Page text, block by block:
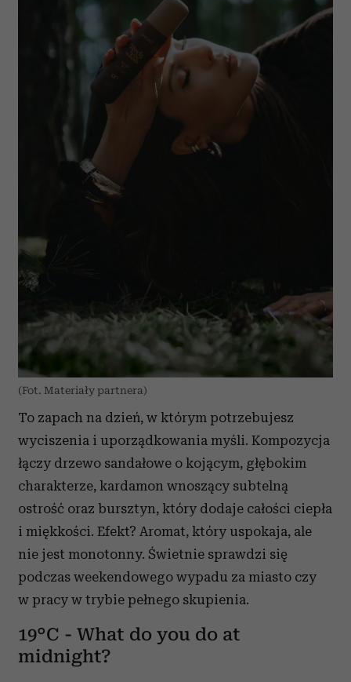
(Fot. Materiały partnera)
To zapach na dzień, w którym potrzebujesz
wyciszenia i uporządkowania myśli. Kompozycja
łączy drzewo sandałowe o kojącym, głębokim
charakterze, kardamon wnoszący subtelną
ostrość oraz bursztyn, który dodaje całości ciepła
i miękkości. Efekt? Aromat, który uspokaja, ale
nie jest monotonny. Świetnie sprawdzi się
podczas weekendowego wypadu za miasto czy
w pracy w trybie pełnego skupienia.
19°C - What do you do at
midnight?